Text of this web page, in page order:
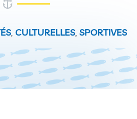
, CULTURELLES, SPORTIVES